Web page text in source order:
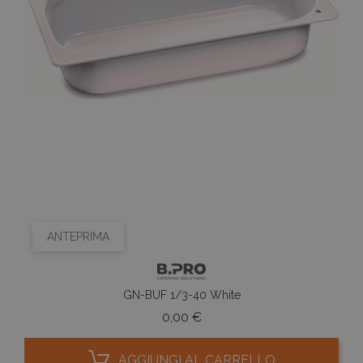
ANTEPRIMA
GN-BUF 1/3-40 White
0,00 €Prezzo
AGGIUNGI AL CARRELLO